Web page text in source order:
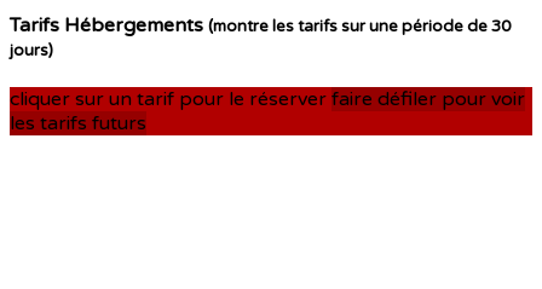
Tarifs Hébergements (montre les tarifs sur une période de 30
jours)
cliquer sur un tarif pour le réserver faire défiler pour voir
les tarifs futurs